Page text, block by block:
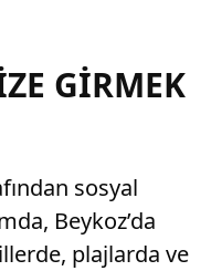
GİRMEK
sosyal
Beykoz’da
plajlarda ve